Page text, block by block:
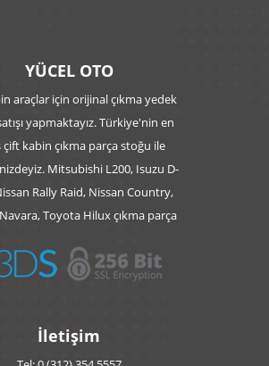
YÜCEL OTO
araçlar için orijinal çıkma yedek
yapmaktayız. Türkiye'nin en
çift kabin çıkma parça stoğu ile
Mitsubishi L200, Isuzu D-
Rally Raid, Nissan Country,
Toyota Hilux çıkma parça
İletişim